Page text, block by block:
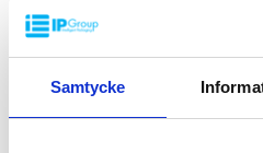
Samtycke
bestilling på mellom 200-2000 stk.
FASTE PERFORERTE